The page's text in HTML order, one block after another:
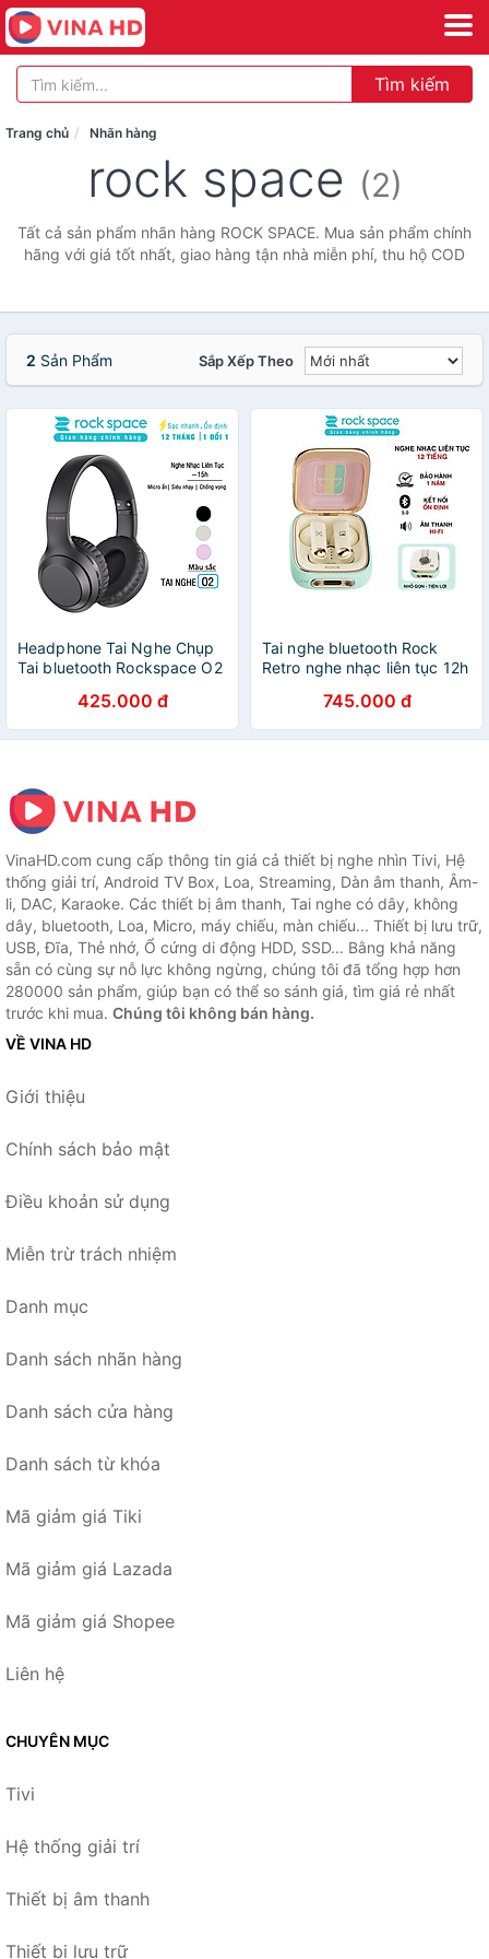
Tìm kiếm
Trang chủ Nhãn hàng
rock space (2)
Tất cả sản phẩm nhãn hàng ROCK SPACE. Mua sản phẩm chính
hãng với giá tốt nhất, giao hàng tận nhà miễn phí, thu hộ COD
2 Sản Phẩm Sắp Xếp Theo
Headphone Tai Nghe Chụp
Tai bluetooth Rockspace O2
nghe nhạc liên tục 15h -
Hàng chính hãng bảo hành
12 tháng
425.000 đ
Tai nghe bluetooth Rock
Retro nghe nhạc liên tục 12h
745.000 đ
VinaHD.com cung cấp thông tin giá cả thiết bị nghe nhìn Tivi, Hệ
thống giải trí, Android TV Box, Loa, Streaming, Dàn âm thanh, Âm-
li, DAC, Karaoke. Các thiết bị âm thanh, Tai nghe có dây, không
dây, bluetooth, Loa, Micro, máy chiếu, màn chiếu... Thiết bị lưu trữ,
USB, Đĩa, Thẻ nhớ, Ổ cứng di động HDD, SSD... Bằng khả năng
sẵn có cùng sự nỗ lực không ngừng, chúng tôi đã tổng hợp hơn
280000 sản phẩm, giúp bạn có thể so sánh giá, tìm giá rẻ nhất
trước khi mua. Chúng tôi không bán hàng.
VỀ VINA HD
Giới thiệu
Chính sách bảo mật
Điều khoản sử dụng
Miễn trừ trách nhiệm
Danh mục
Danh sách nhãn hàng
Danh sách cửa hàng
Danh sách từ khóa
Mã giảm giá Tiki
Mã giảm giá Lazada
Mã giảm giá Shopee
Liên hệ
CHUYÊN MỤC
Tivi
Hệ thống giải trí
Thiết bị âm thanh
Thiết bị lưu trữ